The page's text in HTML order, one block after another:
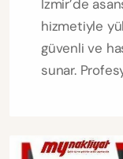
İzmir’de
hizmetiyle
güvenli ve
sunar.